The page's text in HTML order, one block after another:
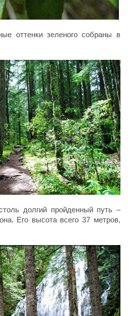
оттенки зеленого собраны в
долгий пройденный путь –
Его высота всего 37 метров,